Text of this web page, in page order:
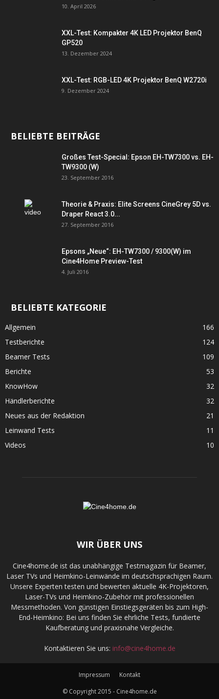
10. April 2026
XXL-Test: Kompakter 4K LED Projektor BenQ
GP520
13. Dezember 2024
XXL-Test: RGB-LED 4K Projektor BenQ W2720i
9. Dezember 2024
BELIEBTE BEITRÄGE
Großes Test-Special: Epson EH-TW7300 vs. EH-
TW9300 (W)
23. September 2016
Theorie & Praxis: Elite Screens CineGrey 5D vs.
Draper React 3.0...
27. September 2016
Epsons „Neue“: EH-TW7300 / 9300(W) im
Cine4Home Preview-Test
4. Juli 2016
BELIEBTE KATEGORIE
Allgemein
166
Testberichte
124
Beamer Tests
109
Berichte
53
KnowHow
32
Händlerberichte
32
Neues aus der Redaktion
21
Leinwand Tests
11
Videos
10
WIR ÜBER UNS
Cine4home.de ist das unabhängige Testmagazin für Beamer,
Laser TVs und Heimkino-Leinwände im deutschsprachigen Raum.
Unsere Experten testen und bewerten aktuelle 4K-Projektoren,
Laser-TVs und Heimkino-Zubehör mit professionellen
Messmethoden. Von günstigen Einstiegsgeräten bis zum High-
End-Heimkino: Bei uns finden Sie ehrliche Tests, fundierte
Kaufberatung und praxisnahe Vergleiche.
Kontaktieren Sie uns: info@cine4home.de
Impressum
Kontakt
© Copyright 2015 - Cine4home.de